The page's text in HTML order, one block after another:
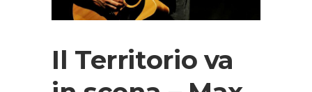
Il Territorio va